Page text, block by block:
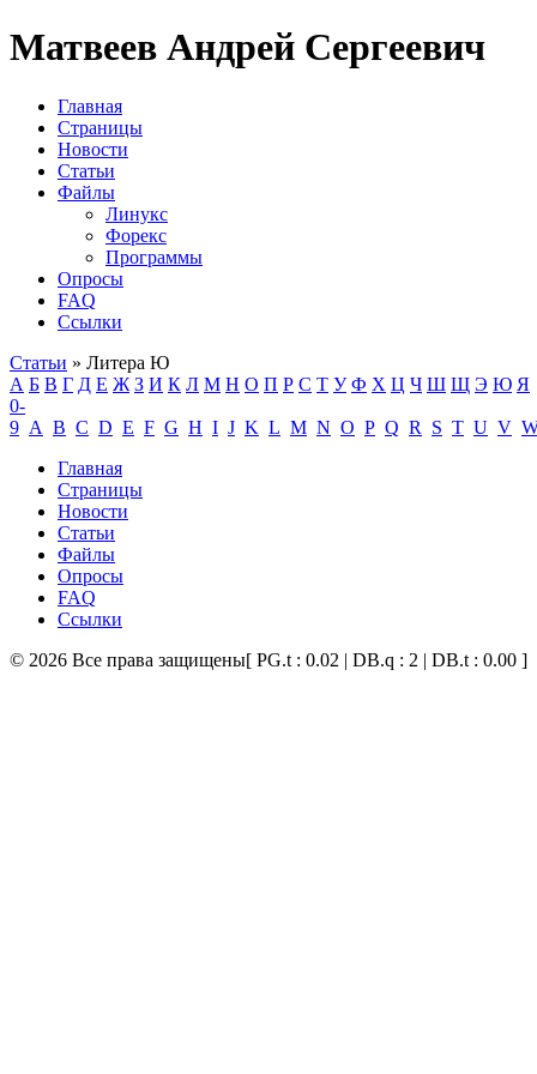
Матвеев Андрей Сергеевич
Главная
Страницы
Новости
Статьи
Файлы
Линукс
Форекс
Программы
Опросы
FAQ
Ссылки
Статьи » Литера Ю
А Б В Г Д Е Ж З И К Л М Н О П Р С Т У Ф Х Ц Ч Ш Щ Э Ю Я
0-
9 A B C D E F G H I J K L M N O P Q R S T U V
Главная
Страницы
Новости
Статьи
Файлы
Опросы
FAQ
Ссылки
© 2026 Все права защищены[ PG.t : 0.02 | DB.q : 2 | DB.t : 0.00 ]